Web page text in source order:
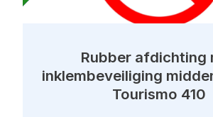
Rubber afdichting
inklembeveiliging
Tourismo 410